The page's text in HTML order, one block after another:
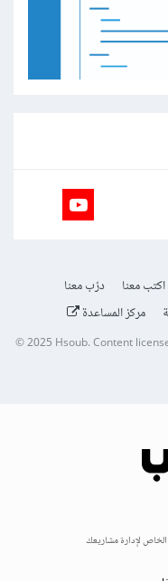
اكتب معنا
درّب معنا
مركز المساعدة
© 2025Hsoub.Content